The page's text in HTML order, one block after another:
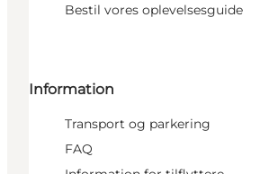
Bestil vores oplevelsesguide
Information
Transport og parkering
FAQ